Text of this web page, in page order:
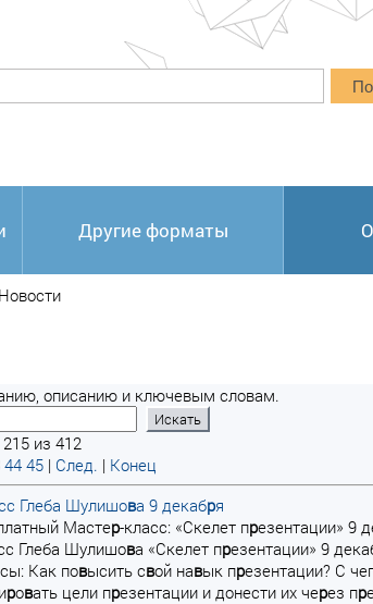
Другие форматы
Новости
описанию и ключевым словам.
из 412
44 45 | След. | Конец
Глеба Шулишова 9 декабря
Мастер-класс: «Скелет презентации» 9
Глеба Шулишова «Скелет презентации» 9
Как повысить свой навык презентации? С
ровать цели презентации и донести их через пр